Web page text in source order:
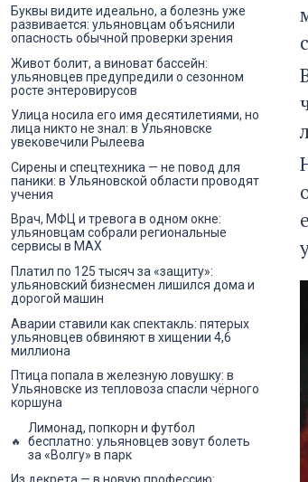
Буквы видите идеально, а болезнь уже
развивается: ульяновцам объяснили
опасность обычной проверки зрения
Живот болит, а виноват бассейн:
ульяновцев предупредили о сезонном
росте энтеровирусов
Улица носила его имя десятилетиями, но
лица никто не знал: в Ульяновске
увековечили Рылеева
Сирены и спецтехника — не повод для
паники: в Ульяновской области проводят
учения
Врач, МФЦ и тревога в одном окне:
ульяновцам собрали региональные
сервисы в MAX
Платил по 125 тысяч за «защиту»:
ульяновский бизнесмен лишился дома и
дорогой машин
Аварии ставили как спектакль: пятерых
ульяновцев обвиняют в хищении 4,6
миллиона
Птица попала в железную ловушку: в
Ульяновске из тепловоза спасли чёрного
коршуна
Лимонад, попкорн и футбол
бесплатно: ульяновцев зовут болеть
за «Волгу» в парк